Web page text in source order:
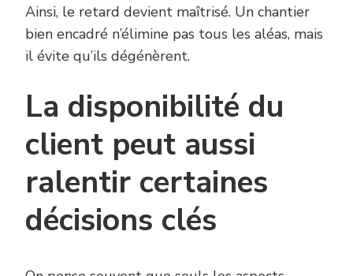
Ainsi, le retard devient maîtrisé. Un chantier
bien encadré n’élimine pas tous les aléas, mais
il évite qu’ils dégénèrent.
La disponibilité du
client peut aussi
ralentir certaines
décisions clés